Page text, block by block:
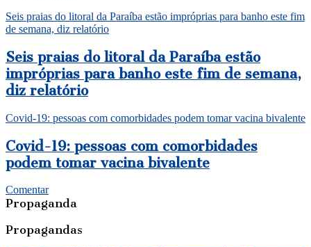
Seis praias do litoral da Paraíba estão impróprias para banho este fim
de semana, diz relatório
Seis praias do litoral da Paraíba estão
impróprias para banho este fim de semana,
diz relatório
Covid-19: pessoas com comorbidades podem tomar vacina bivalente
Covid-19: pessoas com comorbidades
podem tomar vacina bivalente
Comentar
Propaganda
Propagandas